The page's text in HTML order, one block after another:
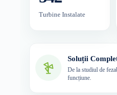
Turbine Instalate
Soluții
De la studiul de
funcțiune.